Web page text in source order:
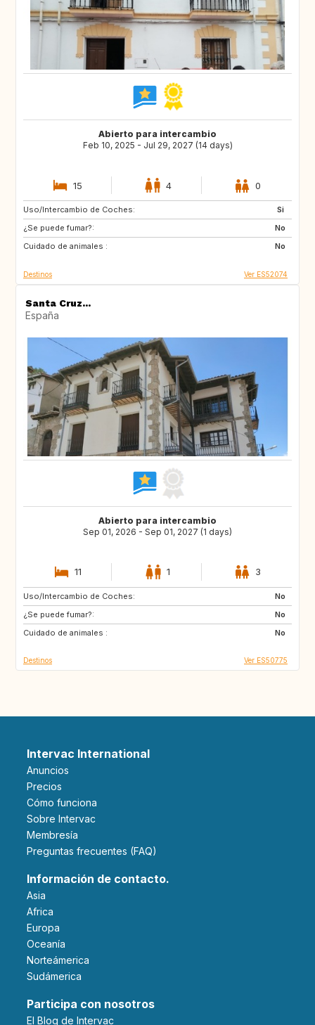
Abierto para intercambio
Feb 10, 2025 - Jul 29, 2027 (14 days)
15 4 0
Uso/Intercambio de Coches:
Si
¿Se puede fumar?:
No
Cuidado de animales :
No
ES
GB
PT
Destinos Ver ES52074
Santa Cruz...
España
Abierto para intercambio
Sep 01, 2026 - Sep 01, 2027 (1 days)
11 1 3
Uso/Intercambio de Coches:
No
¿Se puede fumar?:
No
Cuidado de animales :
No
DE
RO
GE
Destinos Ver ES50775
Intervac International
Anuncios
Precios
Cómo funciona
Sobre Intervac
Membresía
Preguntas frecuentes (FAQ)
Información de contacto.
Asia
Africa
Europa
Oceanía
Norteámerica
Sudámerica
Participa con nosotros
El Blog de Intervac